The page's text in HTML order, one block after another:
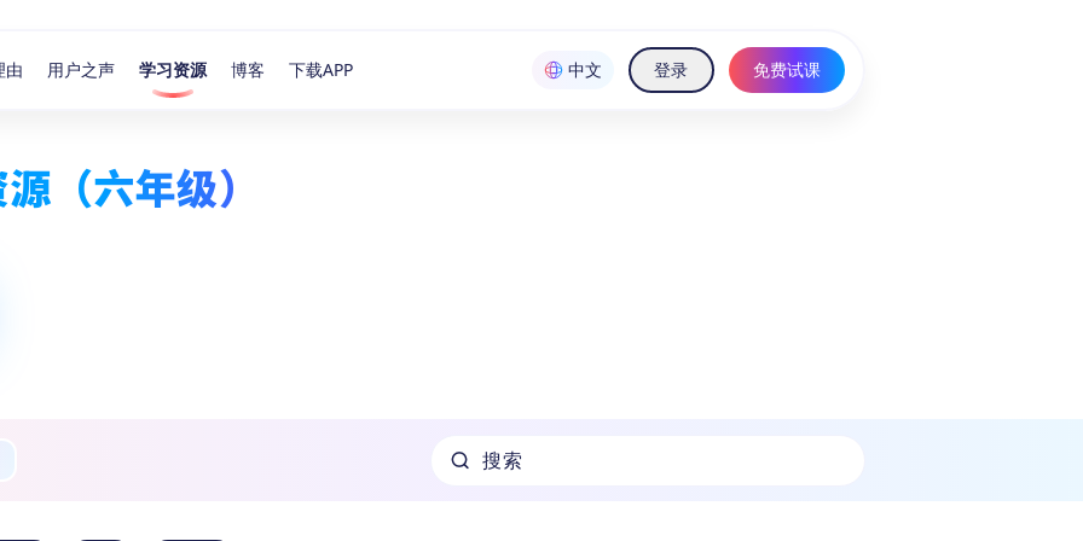
由 用户之声 学习资源 博客 下载APP 中文 登录 免费试课
（六年级）
搜索